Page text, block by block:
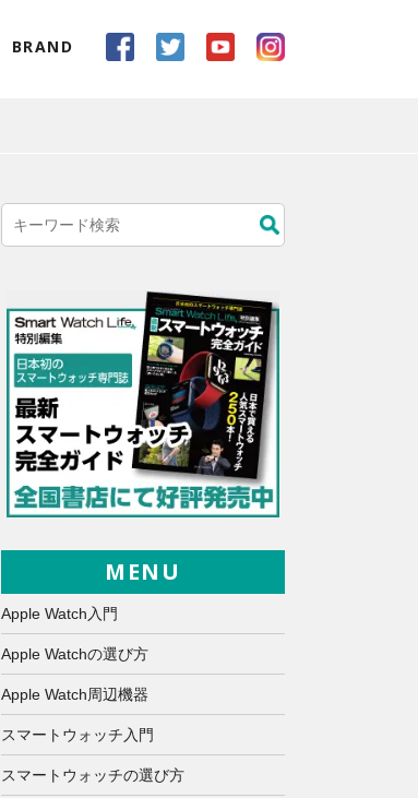
BRAND
MENU
Apple Watch入門
Apple Watchの選び方
Apple Watch周辺機器
スマートウォッチ入門
スマートウォッチの選び方